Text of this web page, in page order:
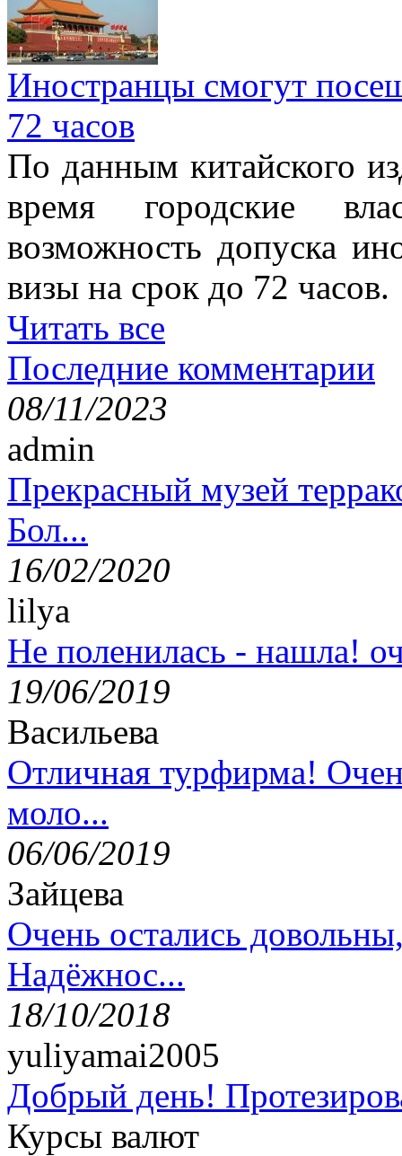
Иностранцы смогут
72 часов
По данным китайского
время городские
возможность допуска
визы на срок до 72 часов.
Читать все
Последние комментарии
08/11/2023
admin
Прекрасный музей
Бол...
16/02/2020
lilya
Не поленилась - нашла!
19/06/2019
Васильева
Отличная турфирма!
моло...
06/06/2019
Зайцева
Очень остались
Надёжнос...
18/10/2018
yuliyamai2005
Добрый день!
Курсы валют